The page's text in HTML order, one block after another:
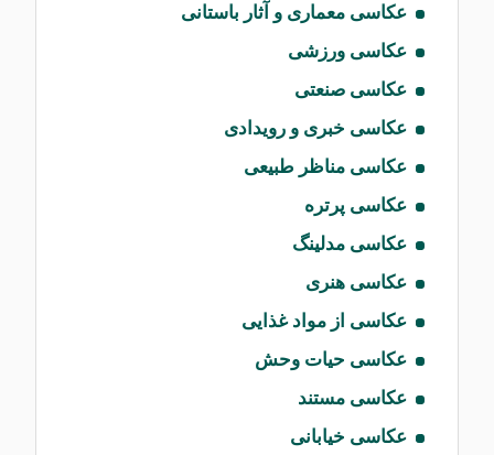
عکاسی معماری و آثار باستانی
عکاسی ورزشی
عکاسی صنعتی
عکاسی خبری و رویدادی
عکاسی مناظر طبیعی
عکاسی پرتره
عکاسی مدلینگ
عکاسی هنری
عکاسی از مواد غذایی
عکاسی حیات‌ وحش
عکاسی مستند
عکاسی خیابانی